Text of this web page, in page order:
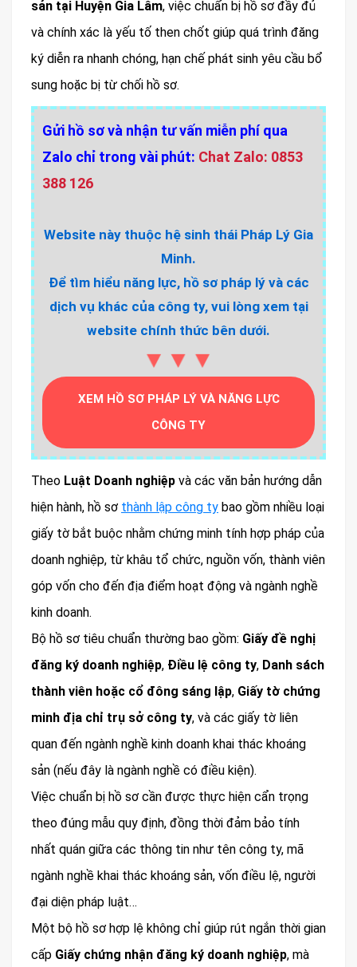
sản tại Huyện Gia Lâm, việc chuẩn bị hồ sơ đầy đủ
và chính xác là yếu tố then chốt giúp quá trình đăng
ký diễn ra nhanh chóng, hạn chế phát sinh yêu cầu bổ
sung hoặc bị từ chối hồ sơ.
Gửi hồ sơ và nhận tư vấn miễn phí qua
Zalo chỉ trong vài phút: Chat Zalo: 0853
388 126
Website này thuộc hệ sinh thái Pháp Lý Gia
Minh.
Để tìm hiểu năng lực, hồ sơ pháp lý và các
dịch vụ khác của công ty, vui lòng xem tại
website chính thức bên dưới.
▼▼▼
XEM HỒ SƠ PHÁP LÝ VÀ NĂNG LỰC
CÔNG TY
Theo Luật Doanh nghiệp và các văn bản hướng dẫn
hiện hành, hồ sơ thành lập công ty bao gồm nhiều loại
giấy tờ bắt buộc nhằm chứng minh tính hợp pháp của
doanh nghiệp, từ khâu tổ chức, nguồn vốn, thành viên
góp vốn cho đến địa điểm hoạt động và ngành nghề
kinh doanh.
Bộ hồ sơ tiêu chuẩn thường bao gồm: Giấy đề nghị
đăng ký doanh nghiệp, Điều lệ công ty, Danh sách
thành viên hoặc cổ đông sáng lập, Giấy tờ chứng
minh địa chỉ trụ sở công ty, và các giấy tờ liên
quan đến ngành nghề kinh doanh khai thác khoáng
sản (nếu đây là ngành nghề có điều kiện).
Việc chuẩn bị hồ sơ cần được thực hiện cẩn trọng
theo đúng mẫu quy định, đồng thời đảm bảo tính
nhất quán giữa các thông tin như tên công ty, mã
ngành nghề khai thác khoáng sản, vốn điều lệ, người
đại diện pháp luật…
Một bộ hồ sơ hợp lệ không chỉ giúp rút ngắn thời gian
cấp Giấy chứng nhận đăng ký doanh nghiệp, mà